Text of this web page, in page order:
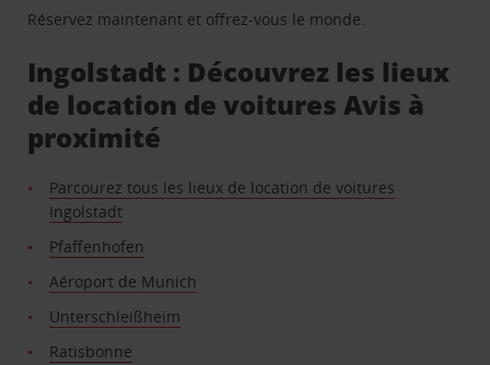
Réservez maintenant et offrez-vous le monde.
Ingolstadt : Découvrez les lieux
de location de voitures Avis à
proximité
Parcourez tous les lieux de location de voitures
Ingolstadt
Pfaffenhofen
Aéroport de Munich
Unterschleißheim
Ratisbonne